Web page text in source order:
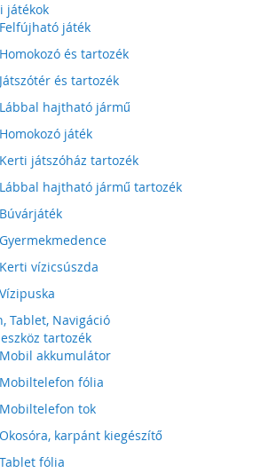
játékok
Felfújható játék
Homokozó és tartozék
Játszótér és tartozék
Lábbal hajtható jármű
Homokozó játék
Kerti játszóház tartozék
Lábbal hajtható jármű tartozék
Búvárjáték
Gyermekmedence
Kerti vízicsúszda
Vízipuska
Tablet, Navigáció
tartozék
Mobil akkumulátor
Mobiltelefon fólia
Mobiltelefon tok
Okosóra, karpánt kiegészítő
Tablet fólia